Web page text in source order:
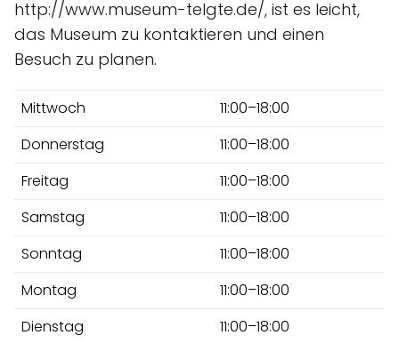
http://www.museum-telgte.de/, ist es leicht,
das Museum zu kontaktieren und einen
Besuch zu planen.
Mittwoch
11:00–18:00
Donnerstag
11:00–18:00
Freitag
11:00–18:00
Samstag
11:00–18:00
Sonntag
11:00–18:00
Montag
11:00–18:00
Dienstag
11:00–18:00